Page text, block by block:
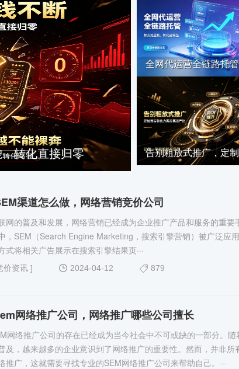
转化直接归零
全网代运营全链路托管
告别粗放式推广，定制
渠道怎么做，网络营销竞价公司
网的普及和发展，网络营销已经成为企业推广产品和服务的重要
，SEM（Search Engine Marketing，搜索引擎营销）被广泛应
式将相关广告展示在搜索引擎结果页···
价资讯 ] 2024-04-12 879
网络推广公司，网络推广哪些公司擅长
网络推广公司的存在已经成为当今社会中不可或缺的一部分。随
及，越来越多的企业意识到了网络推广的重要性。然而，并非所
推广，这就需要寻找专业的SEM网络推广公司来帮助自己。···